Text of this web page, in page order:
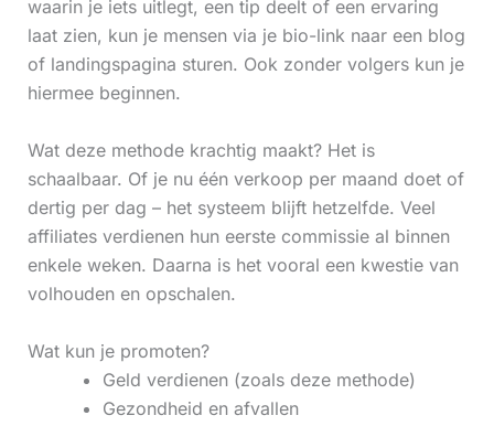
waarin je iets uitlegt, een tip deelt of een ervaring
laat zien, kun je mensen via je bio-link naar een blog
of landingspagina sturen. Ook zonder volgers kun je
hiermee beginnen.
Wat deze methode krachtig maakt? Het is
schaalbaar. Of je nu één verkoop per maand doet of
dertig per dag – het systeem blijft hetzelfde. Veel
affiliates verdienen hun eerste commissie al binnen
enkele weken. Daarna is het vooral een kwestie van
volhouden en opschalen.
Wat kun je promoten?
Geld verdienen (zoals deze methode)
Gezondheid en afvallen